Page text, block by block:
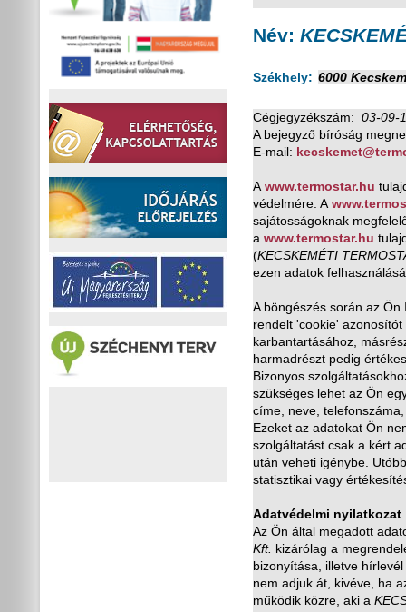
Név:
Székhely: 6000
Cégjegyzékszám: 03-09-
A bejegyző bíróság
E-mail:
A www.termostar.hu
védelmére. A
sajátosságoknak megfelel
a www.termostar.hu
(KECSKEMÉTI
ezen adatok
A böngészés során az
rendelt 'cookie'
karbantartásához,
harmadrészt pedig
Bizonyos
szükséges lehet az Ön
címe, neve, telefonszáma,
Ezeket az adatokat Ön
szolgáltatást csak a kért
után veheti igénybe.
statisztikai vagy
Adatvédelmi nyilatkozat
Az Ön által megadott
Kft. kizárólag a
bizonyítása, illetve
nem adjuk át, kivéve, ha
működik közre, aki a